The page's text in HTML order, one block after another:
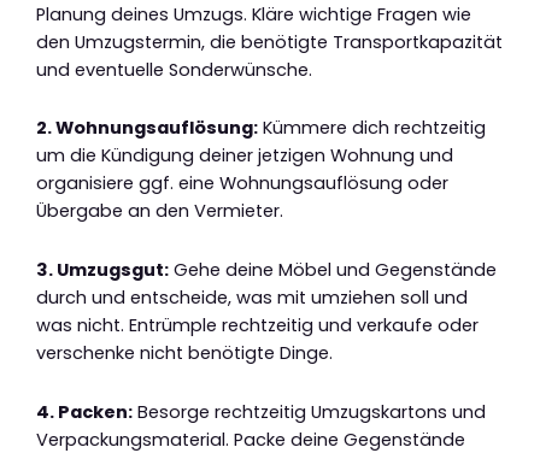
Planung deines Umzugs. Kläre wichtige Fragen wie
den Umzugstermin, die benötigte Transportkapazität
und eventuelle Sonderwünsche.
2. Wohnungsauflösung: Kümmere dich rechtzeitig
um die Kündigung deiner jetzigen Wohnung und
organisiere ggf. eine Wohnungsauflösung oder
Übergabe an den Vermieter.
3. Umzugsgut: Gehe deine Möbel und Gegenstände
durch und entscheide, was mit umziehen soll und
was nicht. Entrümple rechtzeitig und verkaufe oder
verschenke nicht benötigte Dinge.
4. Packen: Besorge rechtzeitig Umzugskartons und
Verpackungsmaterial. Packe deine Gegenstände